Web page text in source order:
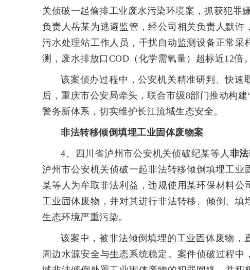
关侦破一起偷排工业废水污染环境案，抓获犯罪
负责人岳某为逃避监管，经公司相关负责人默
污水处理站工作人员，干扰自动监测设备正常
测，废水排放口COD（化学需氧量）超标近12倍。
该案侦办过程中，公安机关精准研判、快速
后，重庆市公安局牵头，联合市级8部门推动构
警务新体系，切实维护长江流域生态安全。
非法转移倾倒填埋工业固体废物案
4、四川省泸州市公安机关侦破纪某等人 非
泸州市公安机关侦破一起非法转移倾倒填埋工
某等人为牟取非法利益，违规使用某环保材料
工业固体废物，并对其进行非法转移、倾倒、
生态环境严重污染。
该案中，被非法倾倒填埋的工业固体废物
周边水源安全与生态系统稳定。案件侦破过程